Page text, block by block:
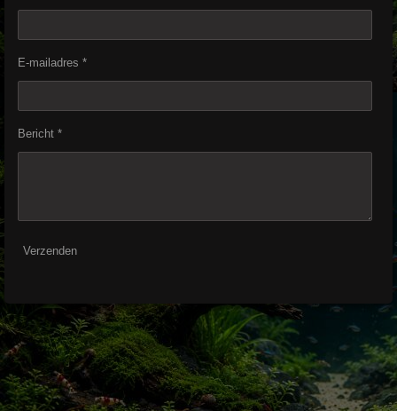
E-mailadres *
Bericht *
Verzenden